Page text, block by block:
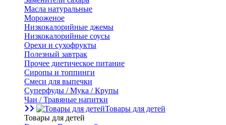
Масла натуральные
Мороженое
Низкокалорийные джемы
Низкокалорийные соусы
Орехи и сухофрукты
Полезный завтрак
Прочее диетическое питание
Сиропы и топпинги
Смеси для выпечки
Суперфуды / Мука / Крупы
Чаи / Травяные напитки
Товары для детей
Товары для детей